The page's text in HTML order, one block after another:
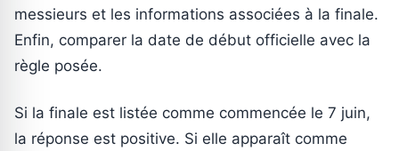
messieurs et les informations associées à la finale.
Enfin, comparer la date de début officielle avec la
règle posée.
Si la finale est listée comme commencée le 7 juin,
la réponse est positive. Si elle apparaît comme